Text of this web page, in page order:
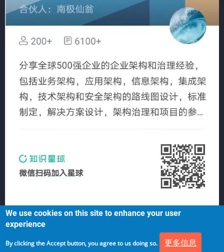
We use cookies on this site to enhance your user
experience
By clicking the Accept button, you agree to us doing so. 更多信息